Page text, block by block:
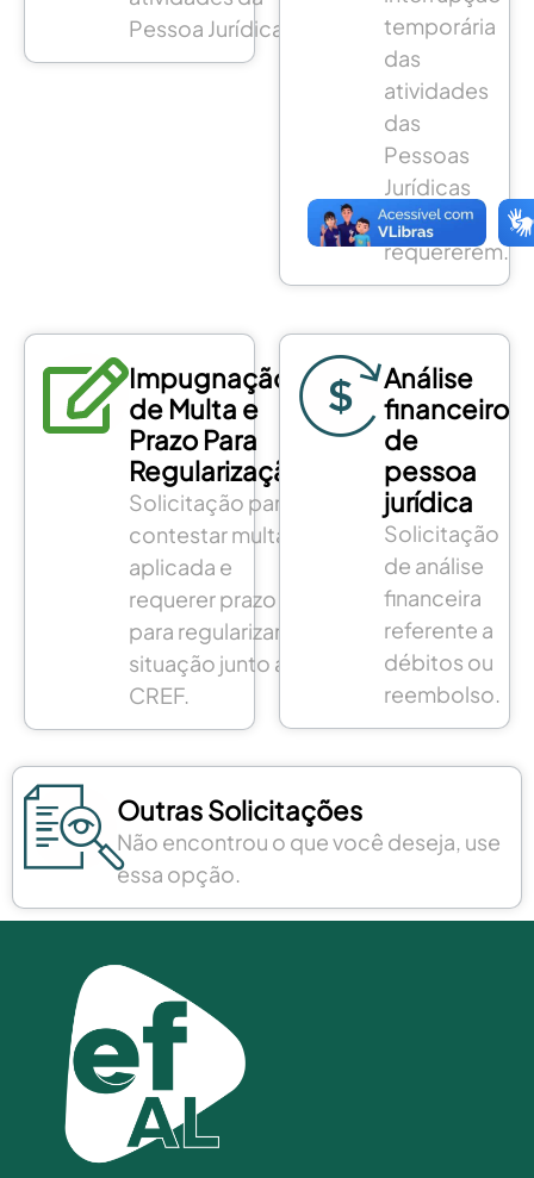
Pessoa Jurídica.
temporária
das
atividades
das
Pessoas
Jurídicas
que assim
requererem.
Impugnação
de Multa e
Prazo Para
Regularização
Solicitação para
contestar multa
aplicada e
requerer prazo
para regularizar a
situação junto ao
CREF.
Análise
financeiro
de
pessoa
jurídica
Solicitação
de análise
financeira
referente a
débitos ou
reembolso.
Outras Solicitações​
Não encontrou o que você deseja, use
essa opção.